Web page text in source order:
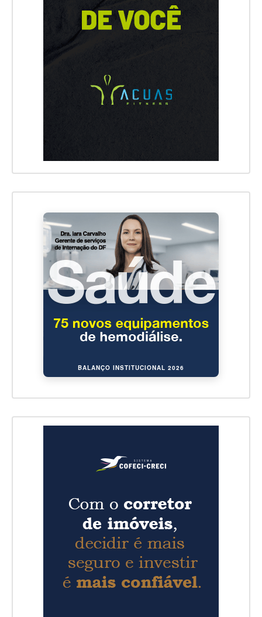
BALANÇO INSTITUCIONAL 2026